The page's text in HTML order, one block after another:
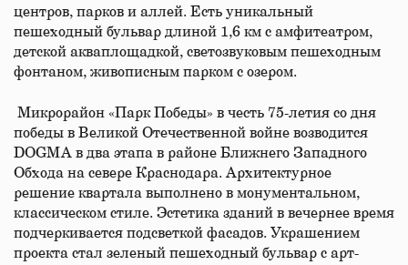
центров, парков и аллей. Есть уникальный
пешеходный бульвар длиной 1,6 км с амфитеатром,
детской акваплощадкой, светозвуковым пешеходным
фонтаном, живописным парком с озером.
Микрорайон «Парк Победы» в честь 75-летия со дня
победы в Великой Отечественной войне возводится
DOGMA в два этапа в районе Ближнего Западного
Обхода на севере Краснодара. Архитектурное
решение квартала выполнено в монументальном,
классическом стиле. Эстетика зданий в вечернее время
подчеркивается подсветкой фасадов. Украшением
проекта стал зеленый пешеходный бульвар с арт-